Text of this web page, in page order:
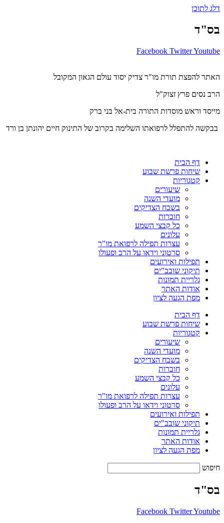
דלג לתוכן
בס"ד
Facebook TwitterYoutube
האתר להפצת תורת מו"ר צדיק יסוד עולם הגאון המקובל
הרב נסים פרץ זצוק"ל
מייסד וראש מוסדות התורה בית-אל בני ברק
בבקשה להתפלל לרפואתו השלימה בקרוב של התינוק חיים יהונתן בן ורד
דף הבית
שיחות פרשת שבוע
קטגוריות
שיעורים
מועדי השנה
בשבח הצדיקים
חוברות
כל קבצי השמע
עלונים
עצרות תפילה לרפואת מו"ר
סרטוני וידאו על הרב ופעולו
תפילות ואירועים
תיקוני שובב"ים
גלריית תמונות
אודות האתר
מפת הגעה לציון
דף הבית
שיחות פרשת שבוע
קטגוריות
שיעורים
מועדי השנה
בשבח הצדיקים
חוברות
כל קבצי השמע
עלונים
עצרות תפילה לרפואת מו"ר
סרטוני וידאו על הרב ופעולו
תפילות ואירועים
תיקוני שובב"ים
גלריית תמונות
אודות האתר
מפת הגעה לציון
חיפוש
בס"ד
Facebook TwitterYoutube